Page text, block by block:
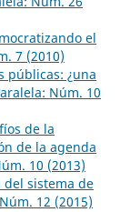
el
7 (2010)
públicas: ¿una
Núm. 10
de la
de la agenda
10 (2013)
del sistema de
12 (2015)